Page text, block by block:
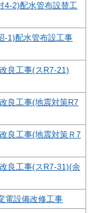
4-2)配水管布設替工
-1)配水管布設工事
良工事(スR7-21)
良工事(地震対策R7
良工事(地震対策Ｒ7
良工事(スR7-31)(余
電設備改修工事